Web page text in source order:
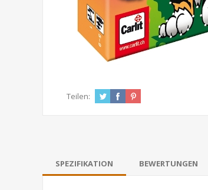
Teilen:
SPEZIFIKATION BEWERTUNGEN